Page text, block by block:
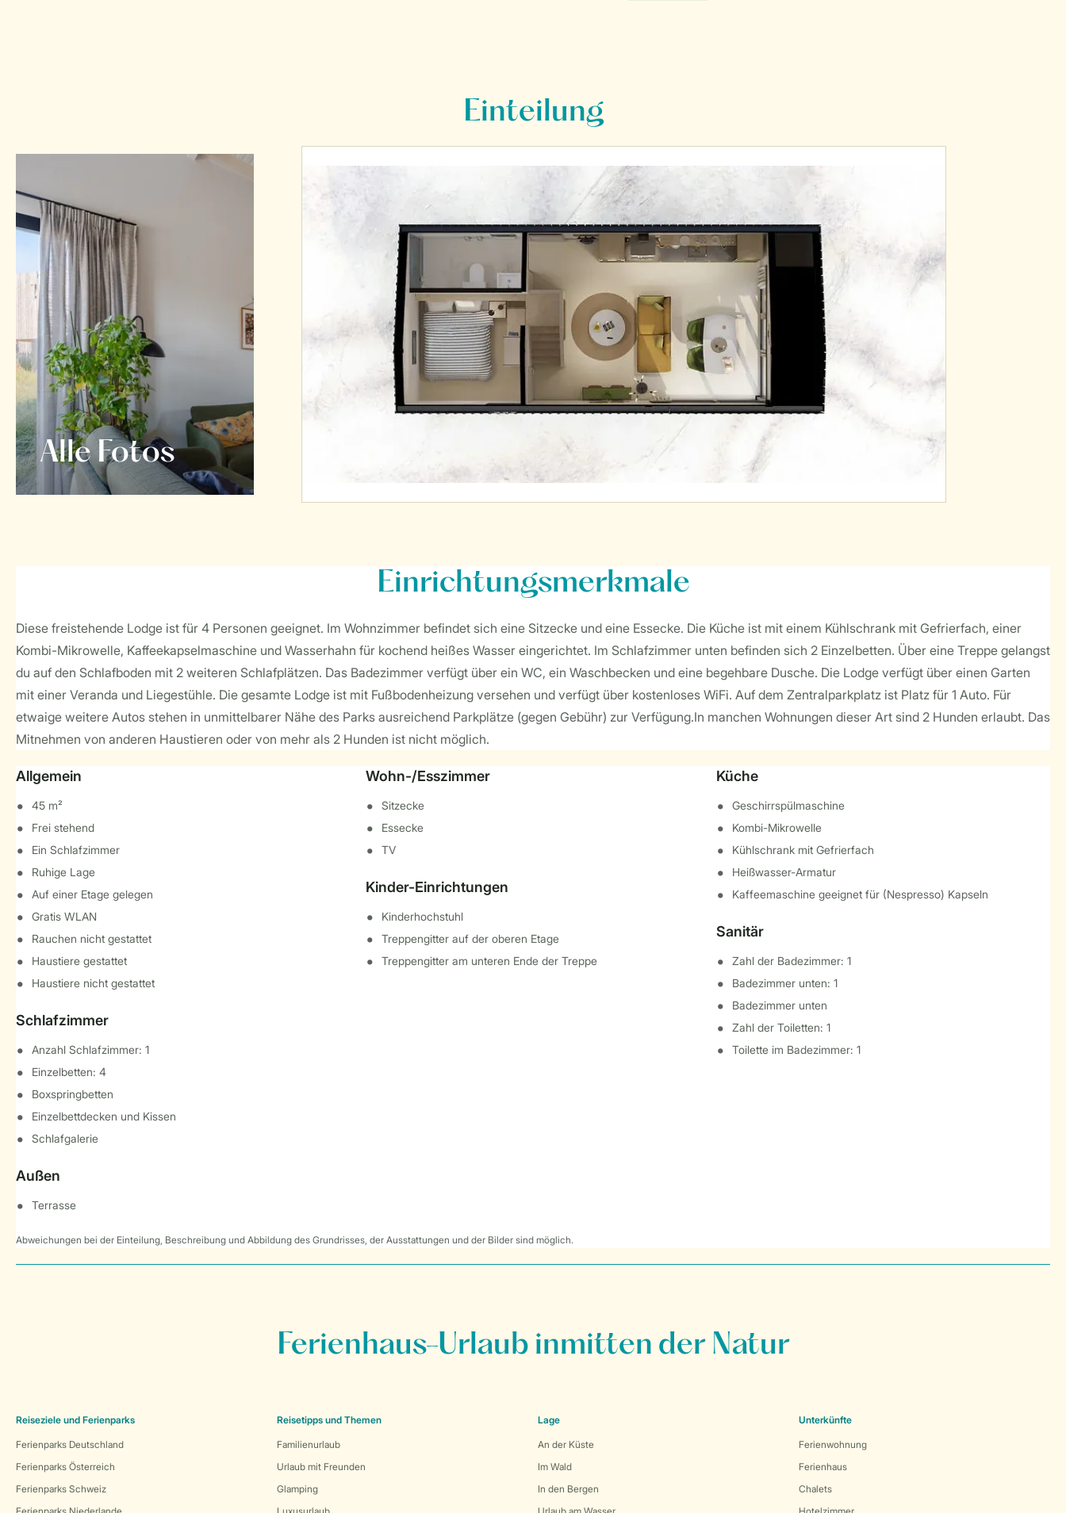
Einteilung
Alle Fotos
Einrichtungsmerkmale
Diese freistehende Lodge ist für 4 Personen geeignet. Im Wohnzimmer befindet sich eine Sitzecke und eine Essecke. Die Küche ist mit einem Kühlschrank mit Gefrierfach, einer
Kombi-Mikrowelle, Kaffeekapselmaschine und Wasserhahn für kochend heißes Wasser eingerichtet. Im Schlafzimmer unten befinden sich 2 Einzelbetten. Über eine Treppe gelangst
du auf den Schlafboden mit 2 weiteren Schlafplätzen. Das Badezimmer verfügt über ein WC, ein Waschbecken und eine begehbare Dusche. Die Lodge verfügt über einen Garten
mit einer Veranda und Liegestühle. Die gesamte Lodge ist mit Fußbodenheizung versehen und verfügt über kostenloses WiFi. Auf dem Zentralparkplatz ist Platz für 1 Auto. Für
etwaige weitere Autos stehen in unmittelbarer Nähe des Parks ausreichend Parkplätze (gegen Gebühr) zur Verfügung.In manchen Wohnungen dieser Art sind 2 Hunden erlaubt. Das
Mitnehmen von anderen Haustieren oder von mehr als 2 Hunden ist nicht möglich.
Allgemein
45 m²
Frei stehend
Ein Schlafzimmer
Ruhige Lage
Auf einer Etage gelegen
Gratis WLAN
Rauchen nicht gestattet
Haustiere gestattet
Haustiere nicht gestattet
Schlafzimmer
Anzahl Schlafzimmer: 1
Einzelbetten: 4
Boxspringbetten
Einzelbettdecken und Kissen
Schlafgalerie
Außen
Terrasse
Wohn-/Esszimmer
Sitzecke
Essecke
TV
Kinder-Einrichtungen
Kinderhochstuhl
Treppengitter auf der oberen Etage
Treppengitter am unteren Ende der Treppe
Küche
Geschirrspülmaschine
Kombi-Mikrowelle
Kühlschrank mit Gefrierfach
Heißwasser-Armatur
Kaffeemaschine geeignet für (Nespresso) Kapseln
Sanitär
Zahl der Badezimmer: 1
Badezimmer unten: 1
Badezimmer unten
Zahl der Toiletten: 1
Toilette im Badezimmer: 1
Abweichungen bei der Einteilung, Beschreibung und Abbildung des Grundrisses, der Ausstattungen und der Bilder sind möglich.
Ferienhaus-Urlaub inmitten der Natur
Reiseziele und Ferienparks
Ferienparks Deutschland
Ferienparks Österreich
Ferienparks Schweiz
Reisetipps und Themen
Familienurlaub
Urlaub mit Freunden
Glamping
Lage
An der Küste
Im Wald
In den Bergen
Unterkünfte
Ferienwohnung
Ferienhaus
Chalets